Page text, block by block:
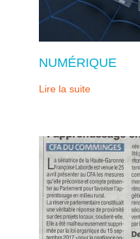
NUMÉRIQUE
Lire la suite